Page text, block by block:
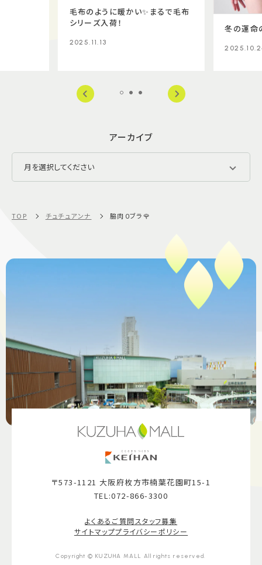
毛布のように暖かい✨まるで毛布
シリーズ入荷！
2025.11.13
冬の運命
アーカイブ
TOP チュチュアンナ 脇肉０ブラ🌹
〒573-1121 大阪府枚方市楠葉花園町15-1
TEL:072-866-3300
よくあるご質問スタッフ募集
サイトマッププライバシーポリシー
Copyright © KUZUHA MALL All rights reserved.